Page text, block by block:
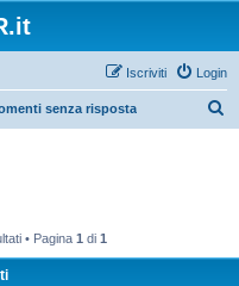
Login
Iscriviti
senza risposta
• Pagina 1 di 1